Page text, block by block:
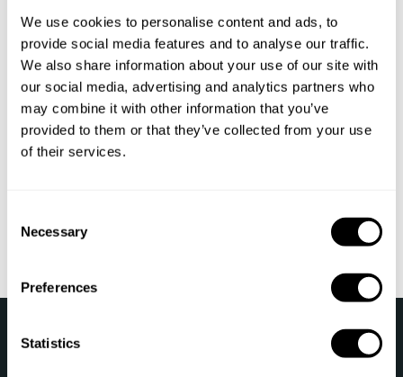
We use cookies to personalise content and ads, to
provide social media features and to analyse our traffic.
We also share information about your use of our site with
our social media, advertising and analytics partners who
may combine it with other information that you’ve
provided to them or that they’ve collected from your use
of their services.
e
Necessary
Preferences
Statistics
Door dit formulier in te dienen, bevestig ik dat ik de
Take a Chef